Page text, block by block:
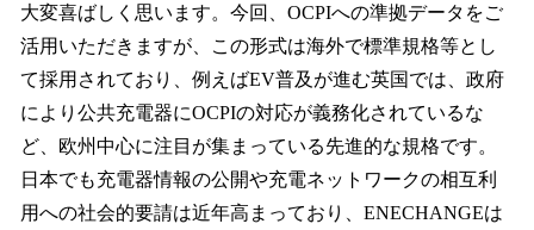
大変喜ばしく思います。今回、OCPIへの準拠データをご
活用いただきますが、この形式は海外で標準規格等とし
て採用されており、例えばEV普及が進む英国では、政府
により公共充電器にOCPIの対応が義務化されているな
ど、欧州中心に注目が集まっている先進的な規格です。
日本でも充電器情報の公開や充電ネットワークの相互利
用への社会的要請は近年高まっており、ENECHANGEは